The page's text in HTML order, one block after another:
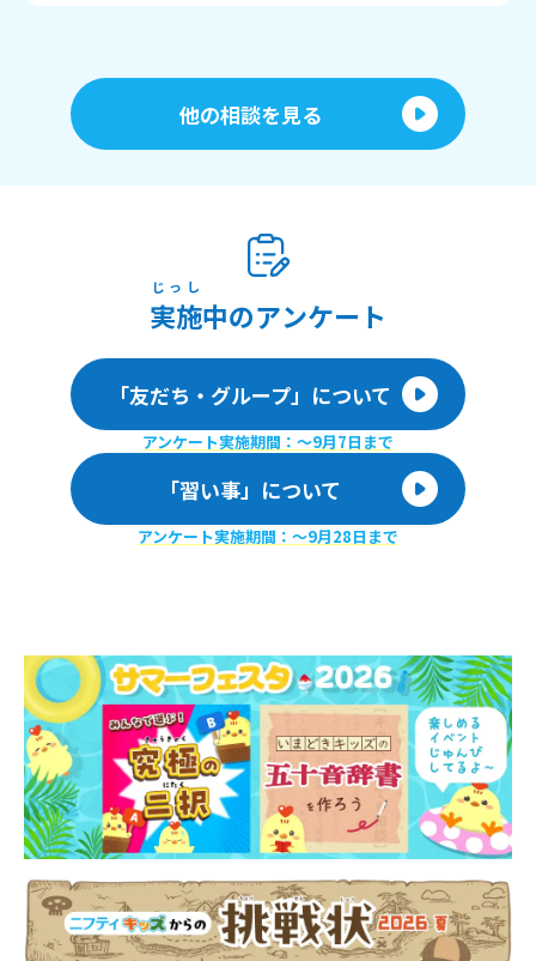
他の相談を見る
実施
じっし
中のアンケート
「友だち・グループ」について
アンケート実施期間：〜9月7日まで
「習い事」について
アンケート実施期間：〜9月28日まで